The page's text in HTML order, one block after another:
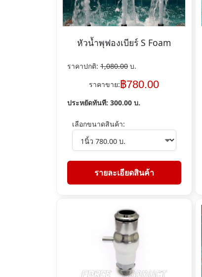
หัวน้ำพุฟองเบียร์ S Foam
ราคาปกติ: 1,080.00 บ.
ราคาขาย:฿780.00
ประหยัดทันที: 300.00 บ.
เลือกขนาดสินค้า:
รายละเอียดสินค้า